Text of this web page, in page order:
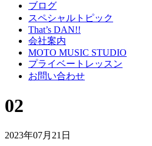
ブログ
スペシャルトピック
That’s DAN!!
会社案内
MOTO MUSIC STUDIO
プライベートレッスン
お問い合わせ
02
2023年07月21日